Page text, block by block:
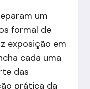
um
formal de
exposição em
cada uma
das
prática da